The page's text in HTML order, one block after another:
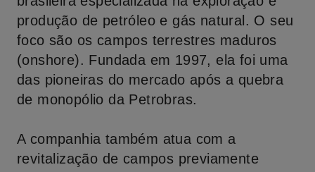
produção de petróleo e gás natural. O seu
foco são os campos terrestres maduros
(onshore). Fundada em 1997, ela foi uma
das pioneiras do mercado após a quebra
de monopólio da Petrobras.
A companhia também atua com a
revitalização de campos previamente